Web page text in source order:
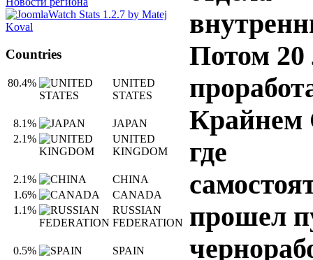
Countries
80.4%
UNITED
STATES
8.1%
JAPAN
2.1%
UNITED
KINGDOM
2.1%
CHINA
1.6%
CANADA
1.1%
RUSSIAN
FEDERATION
0.5% SPAIN
Потом 20
Крайнем
где
прошел